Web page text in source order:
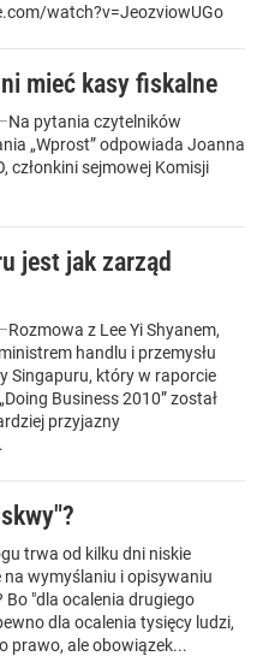
watch?v=JeozviowUGo
mieć kasy fiskalne
Na pytania czytelników
„Wprost” odpowiada Joanna
członkini sejmowej Komisji
jest jak zarząd
Rozmowa z Lee Yi Shyanem,
handlu i przemysłu
Singapuru, który w raporcie
Business 2010” został
przyjazny
trwa od kilku dni niskie
na wymyślaniu i opisywaniu
Bo "dla ocalenia drugiego
dla ocalenia tysięcy ludzi,
prawo, ale obowiązek...